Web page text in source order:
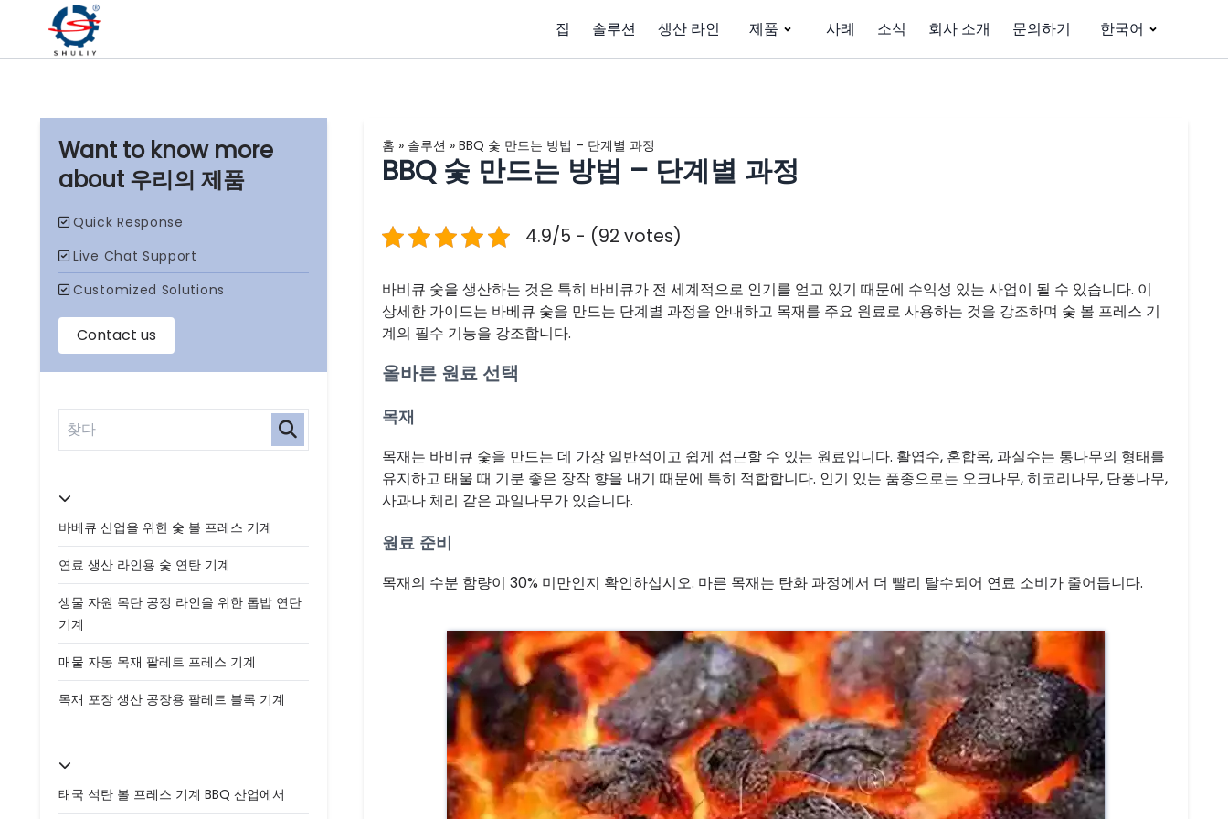
집 솔루션 생산 라인 제품 사례 소식 회사 소개 문의하기 한국어
우리의 제품
바베큐 산업을 위한 숯 볼 프레스 기계
연료 생산 라인용 숯 연탄 기계
생물 자원 목탄 공정 라인을 위한 톱밥 연탄
기계
매물 자동 목재 팔레트 프레스 기계
목재 포장 생산 공장용 팔레트 블록 기계
태국 석탄 볼 프레스 기계 BBQ 산업에서
홈 » 솔루션 » BBQ 숯 만드는 방법 – 단계별 과정
BBQ 숯 만드는 방법 – 단계별 과정
4.9/5 - (92 votes)
바비큐 숯을 생산하는 것은 특히 바비큐가 전 세계적으로 인기를 얻고 있기 때문에 수익성 있는 사업이 될 수 있습니다. 이
상세한 가이드는 바베큐 숯을 만드는 단계별 과정을 안내하고 목재를 주요 원료로 사용하는 것을 강조하며 숯 볼 프레스 기
계의 필수 기능을 강조합니다.
올바른 원료 선택
목재
목재는 바비큐 숯을 만드는 데 가장 일반적이고 쉽게 접근할 수 있는 원료입니다. 활엽수, 혼합목, 과실수는 통나무의 형태를
유지하고 태울 때 기분 좋은 장작 향을 내기 때문에 특히 적합합니다. 인기 있는 품종으로는 오크나무, 히코리나무, 단풍나무,
사과나 체리 같은 과일나무가 있습니다.
원료 준비
목재의 수분 함량이 30% 미만인지 확인하십시오. 마른 목재는 탄화 과정에서 더 빨리 탈수되어 연료 소비가 줄어듭니다.